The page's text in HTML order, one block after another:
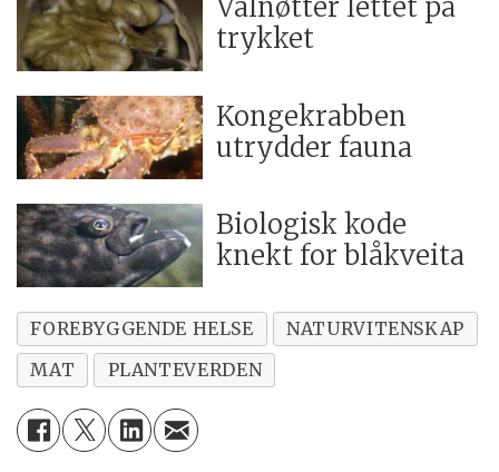
Valnøtter lettet på
trykket
Kongekrabben
utrydder fauna
Biologisk kode
knekt for blåkveita
FOREBYGGENDE HELSE
NATURVITENSKAP
MAT
PLANTEVERDEN